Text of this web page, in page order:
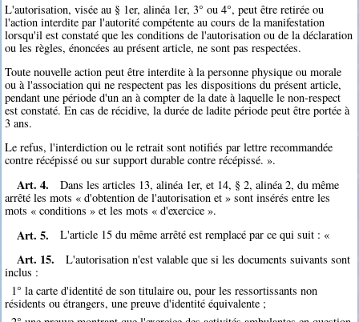
L'autorisation, visée au § 1er, alinéa 1er, 3° ou 4°, peut être retirée ou
l'action interdite par l'autorité compétente au cours de la manifestation
lorsqu'il est constaté que les conditions de l'autorisation ou de la déclaration
ou les règles, énoncées au présent article, ne sont pas respectées.
Toute nouvelle action peut être interdite à la personne physique ou morale
ou à l'association qui ne respectent pas les dispositions du présent article,
pendant une période d'un an à compter de la date à laquelle le non-respect
est constaté. En cas de récidive, la durée de ladite période peut être portée à
3 ans.
Le refus, l'interdiction ou le retrait sont notifiés par lettre recommandée
contre récépissé ou sur support durable contre récépissé. ».
Art. 4.
Dans les articles 13, alinéa 1er, et 14, § 2, alinéa 2, du même
arrêté les mots « d'obtention de l'autorisation et » sont insérés entre les
mots « conditions » et les mots « d'exercice ».
Art. 5. L'article 15 du même arrêté est remplacé par ce qui suit : «
Art. 15.
L'autorisation n'est valable que si les documents suivants sont
inclus :
1° la carte d'identité de son titulaire ou, pour les ressortissants non
résidents ou étrangers, une preuve d'identité équivalente ;